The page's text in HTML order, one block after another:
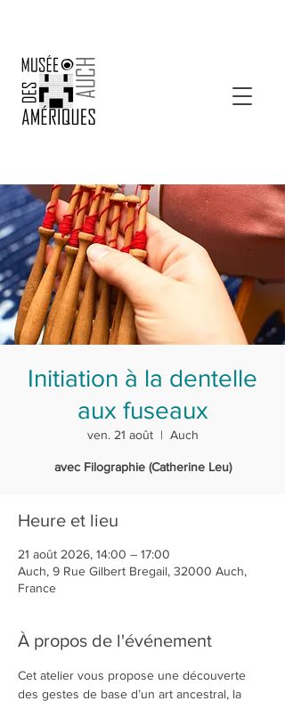
Initiation à la dentelle
aux fuseaux
ven. 21 août
  |
Auch
avec Filographie (Catherine Leu)
Heure et lieu
21 août 2026, 14:00 – 17:00
Auch, 9 Rue Gilbert Bregail, 32000 Auch,
France
À propos de l'événement
Cet atelier vous propose une découverte
des gestes de base d’un art ancestral, la